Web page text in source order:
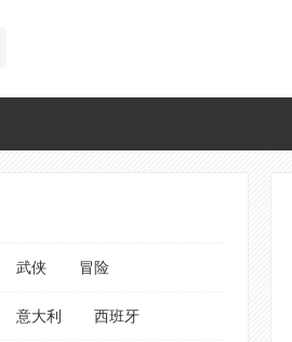
武侠 冒险
意大利 西班牙